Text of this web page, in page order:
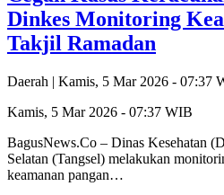
Dinkes Monitoring
Takjil Ramadan
Daerah | Kamis, 5 Mar 2026 - 07:37
Kamis, 5 Mar 2026 - 07:37 WIB
BagusNews.Co – Dinas Kesehatan
Selatan (Tangsel) melakukan
keamanan pangan…